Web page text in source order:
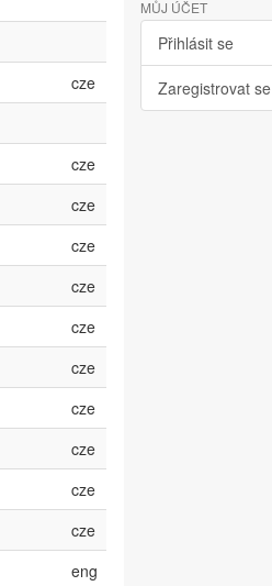
cze
cze
cze
cze
cze
cze
cze
cze
cze
cze
cze
eng
MŮJ ÚČET
Přihlásit se
Zaregistrovat se